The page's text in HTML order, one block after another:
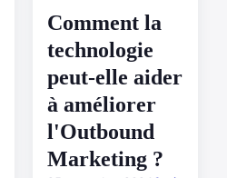
Comment la
technologie
peut-elle aider
à améliorer
l'Outbound
Marketing ?